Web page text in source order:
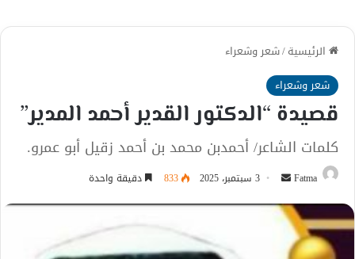
الرئيسية/شعر وشعراء
شعر وشعراء
قصيدة “الدكتور القدير أحمد المدير”
كلمات الشاعر/ أحمدبن محمد بن أحمد زقيل أبو عمرو.
Fatma
أرسل
إلكترونيا
3 سبتمبر، 2025 833 دقيقة واحدة